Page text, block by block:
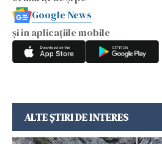
Google News
și în aplicațiile mobile
ALTE ȘTIRI DE INTERES